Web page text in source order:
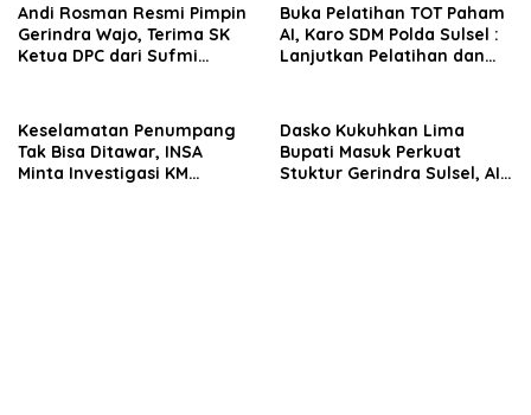
Andi Rosman Resmi Pimpin
Gerindra Wajo, Terima SK
Ketua DPC dari Sufmi
Buka Pelatihan TOT Paham
AI, Karo SDM Polda Sulsel :
Lanjutkan Pelatihan dan
Keselamatan Penumpang
Tak Bisa Ditawar, INSA
Minta Investigasi KM
Dasko Kukuhkan Lima
Bupati Masuk Perkuat
Stuktur Gerindra Sulsel, AIA